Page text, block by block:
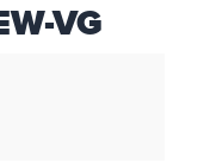
VG